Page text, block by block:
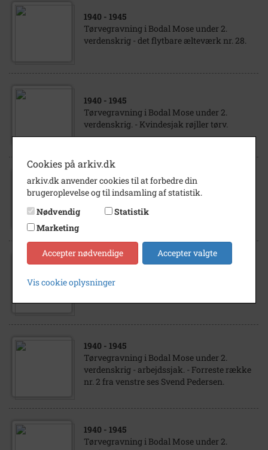
1940 - 1945
Tørvegravning i Bodal Mose under 2.
verdenskrig - det flytbare ælteværk nr. 28.
1940 - 1945
Tørvegravning i Bodal Mose under 2.
verdenskrig. - Kvindesjak røjller tørv.
1940- 1945
Tørvegravning i Bodal Mose under 2.
verdenskrig - søndagsfri
1940- 1945
verdenskrig - arbejdssjak ved et af de store
1940 - 1945
Tørvegravning i Bodal Mose under 2.
verdenskrig - arbejdssjak. - Forreste række
nr. 2 fra venstre ses Svend Pedersen.
1940 - 1945
Tørvegravning i Bodal Mose under 2.
Cookies på arkiv.dk
arkiv.dk anvender cookies til at forbedre din
brugeroplevelse og til indsamling af statistik.
Nødvendig
Statistik
Marketing
Accepter nødvendige Accepter valgte
Vis cookie oplysninger